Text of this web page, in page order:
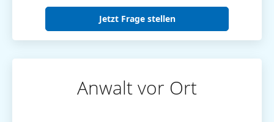
Jetzt Frage stellen
Anwalt vor Ort